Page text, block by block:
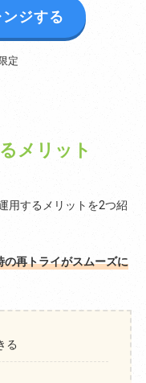
ジする
定
メリット
用するメリットを2つ紹
の再トライがスムーズに
る